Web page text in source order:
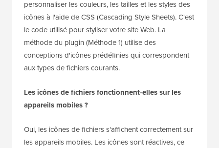
personnaliser les couleurs, les tailles et les styles des
icônes à l'aide de CSS (Cascading Style Sheets). C'est
le code utilisé pour styliser votre site Web. La
méthode du plugin (Méthode 1) utilise des
conceptions d'icônes prédéfinies qui correspondent
aux types de fichiers courants.
Les icônes de fichiers fonctionnent-elles sur les
appareils mobiles ?
Oui, les icônes de fichiers s'affichent correctement sur
les appareils mobiles. Les icônes sont réactives, ce